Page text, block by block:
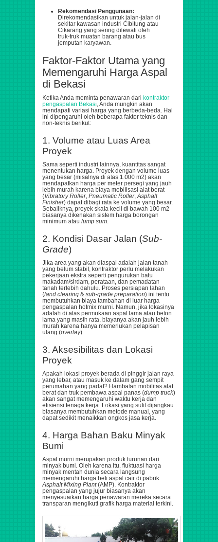
Rekomendasi Penggunaan:
Direkomendasikan untuk jalan-jalan di
sekitar kawasan industri Cibitung atau
Cikarang yang sering dilewati oleh
truk-truk muatan barang atau bus
jemputan karyawan.
Faktor-Faktor Utama yang
Memengaruhi Harga Aspal
di Bekasi
Ketika Anda meminta penawaran dari kontraktor
pengaspalan Bekasi , Anda mungkin akan
mendapati variasi harga yang berbeda-beda. Hal
ini dipengaruhi oleh beberapa faktor teknis dan
non-teknis berikut:
1. Volume atau Luas Area
Proyek
Sama seperti industri lainnya, kuantitas sangat
menentukan harga. Proyek dengan volume luas
yang besar (misalnya di atas 1.000 m2) akan
mendapatkan harga per meter persegi yang jauh
lebih murah karena biaya mobilisasi alat berat
(Vibratory Roller, Pneumatic Roller, Asphalt
Finisher) dapat dibagi rata ke volume yang besar.
Sebaliknya, proyek skala kecil di bawah 100 m2
biasanya dikenakan sistem harga borongan
minimum atau lump sum
2. Kondisi Dasar Jalan (Sub-
Grade)
Jika area yang akan diaspal adalah jalan tanah
yang belum stabil, kontraktor perlu melakukan
pekerjaan ekstra seperti pengurukan batu
makadam/sirdam, perataan, dan pemadatan
tanah terlebih dahulu. Proses persiapan lahan
(land clearing & sub-grade preparation) ini tentu
membutuhkan biaya tambahan di luar harga
pengaspalan hotmix murni. Namun, jika lokasinya
adalah di atas permukaan aspal lama atau beton
lama yang masih rata, biayanya akan jauh lebih
murah karena hanya memerlukan pelapisan
ulang (overlay).
3. Aksesibilitas dan Lokasi
Proyek
Apakah lokasi proyek berada di pinggir jalan raya
yang lebar, atau masuk ke dalam gang sempit
perumahan yang padat? Hambatan mobilitas alat
berat dan truk pembawa aspal panas (dump truck)
akan sangat memengaruhi waktu kerja dan
efisiensi tenaga kerja. Lokasi yang sulit dijangkau
biasanya membutuhkan metode manual, yang
dapat sedikit menaikkan ongkos jasa kerja.
4. Harga Bahan Baku Minyak
Bumi
Aspal murni merupakan produk turunan dari
minyak bumi. Oleh karena itu, fluktuasi harga
minyak mentah dunia secara langsung
memengaruhi harga beli aspal cair di pabrik
Asphalt Mixing Plant(AMP). Kontraktor
pengaspalan yang jujur biasanya akan
menyesuaikan harga penawaran mereka secara
transparan mengikuti grafik harga material terkini.